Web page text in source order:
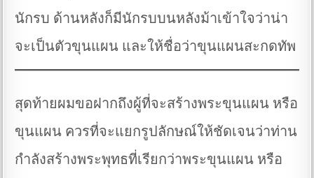
นักรบ ด้านหลังก็มีนักรบบนหลังม้าเข้าใจว่าน่า
จะเป็นตัวขุนแผน และให้ชื่อว่าขุนแผนสะกดทัพ
สุดท้ายผมขอฝากถึงผู้ที่จะสร้างพระขุนแผน หรือ
ขุนแผน ควรที่จะแยกรูปลักษณ์ให้ชัดเจนว่าท่าน
กำลังสร้างพระพุทธที่เรียกว่าพระขุนแผน หรือ